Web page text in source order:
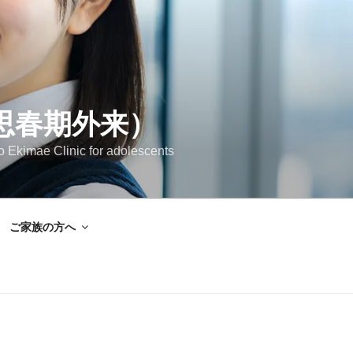
春期外来）
Ekimae Clinic for adolescents
ご家族の方へ